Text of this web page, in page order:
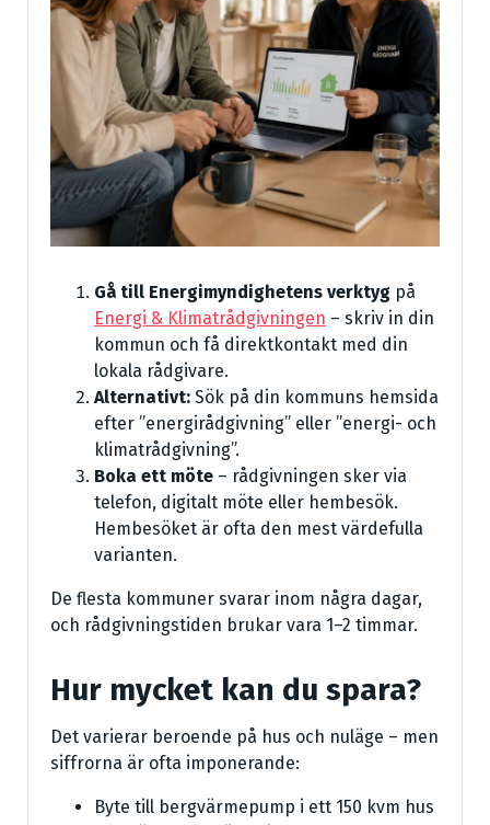
Gå till Energimyndighetens verktyg på
Energi & Klimatrådgivningen – skriv in din
kommun och få direktkontakt med din
lokala rådgivare.
Alternativt: Sök på din kommuns hemsida
efter ”energirådgivning” eller ”energi- och
klimatrådgivning”.
Boka ett möte – rådgivningen sker via
telefon, digitalt möte eller hembesök.
Hembesöket är ofta den mest värdefulla
varianten.
De flesta kommuner svarar inom några dagar,
och rådgivningstiden brukar vara 1–2 timmar.
Hur mycket kan du spara?
Det varierar beroende på hus och nuläge – men
siffrorna är ofta imponerande:
Byte till bergvärmepump i ett 150 kvm hus